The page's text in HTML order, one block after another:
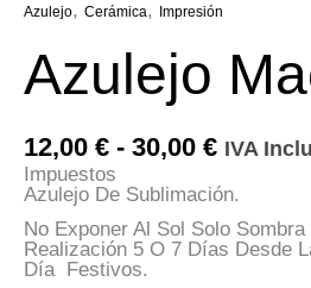
Azulejo, Cerámica, Impresión
Azulejo
12,00 € - 30,00 €Rango
De
Precios:
Desde
12,00 €
Hasta
IVA
Impuestos
Azulejo De Sublimación.
No Exponer Al Sol Solo
Realización 5 O 7 Días Desde
Día Festivos.